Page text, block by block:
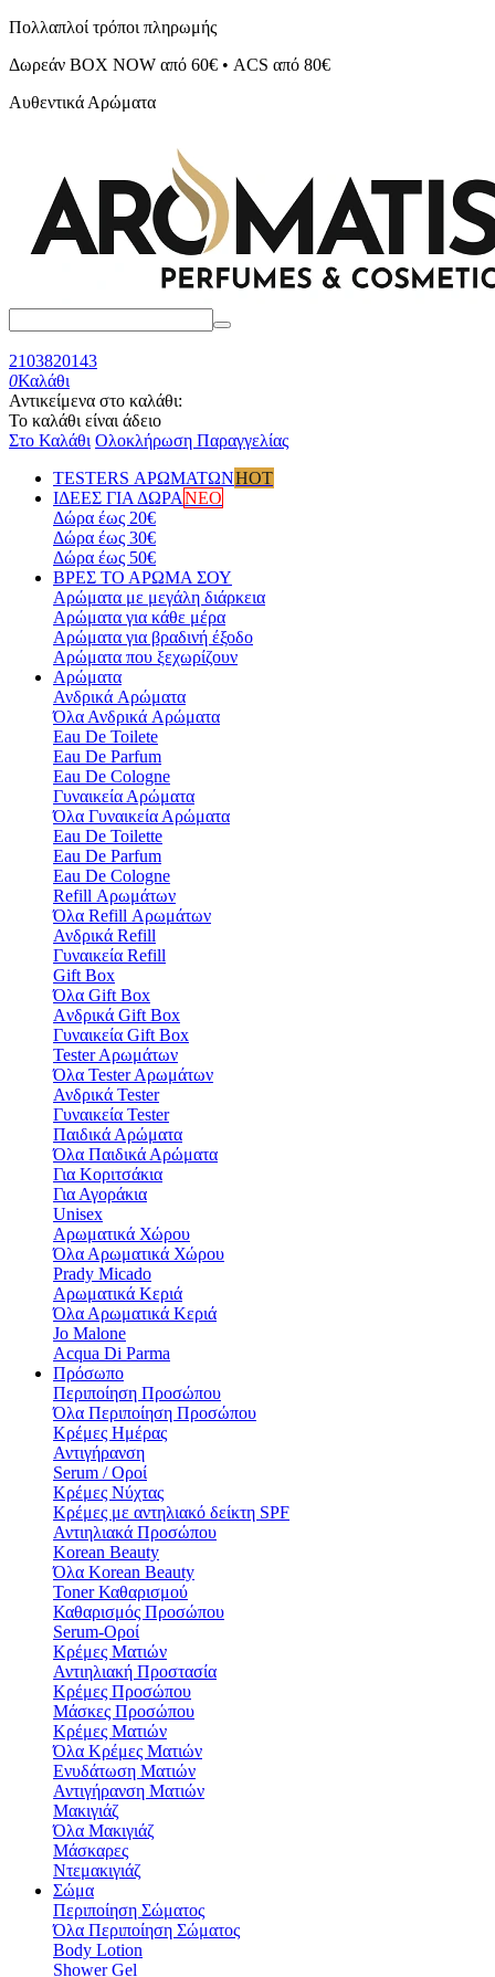
Πολλαπλοί τρόποι πληρωμής
Δωρεάν BOX NOW από 60€ • ACS από 80€
Αυθεντικά Αρώματα
2103820143
0Καλάθι
Αντικείμενα στο καλάθι:
Το καλάθι είναι άδειο
Στο Καλάθι Ολοκλήρωση Παραγγελίας
TESTERS ΑΡΩΜΑΤΩΝHOT
ΙΔΕΕΣ ΓΙΑ ΔΩΡΑΝΕΟ
Δώρα έως 20€
Δώρα έως 30€
Δώρα έως 50€
ΒΡΕΣ ΤΟ ΑΡΩΜΑ ΣΟΥ
Αρώματα με μεγάλη διάρκεια
Αρώματα για κάθε μέρα
Αρώματα για βραδινή έξοδο
Αρώματα που ξεχωρίζουν
Αρώματα
Ανδρικά Aρώματα
Όλα Ανδρικά Aρώματα
Eau De Toilete
Eau De Parfum
Eau De Cologne
Γυναικεία Αρώματα
Όλα Γυναικεία Αρώματα
Eau De Toilette
Eau De Parfum
Eau De Cologne
Refill Αρωμάτων
Όλα Refill Αρωμάτων
Ανδρικά Refill
Γυναικεία Refill
Gift Box
Όλα Gift Box
Aνδρικά Gift Box
Γυναικεία Gift Box
Tester Aρωμάτων
Όλα Tester Aρωμάτων
Ανδρικά Tester
Γυναικεία Tester
Παιδικά Αρώματα
Όλα Παιδικά Αρώματα
Για Κοριτσάκια
Για Αγοράκια
Unisex
Αρωματικά Χώρου​
Όλα Αρωματικά Χώρου​
Prady Micado
Αρωματικά Κεριά
Όλα Αρωματικά Κεριά
Jo Malone
Αcqua Di Parma
Πρόσωπο
Περιποίηση Προσώπου
Όλα Περιποίηση Προσώπου
Κρέμες Ημέρας
Αντιγήρανση
Serum / Οροί
Κρέμες Νύχτας
Κρέμες με αντηλιακό δείκτη SPF
Αντιηλιακά Προσώπου
Korean Beauty
Όλα Korean Beauty
Toner Καθαρισμού
Καθαρισμός Προσώπου
Serum-Οροί
Κρέμες Ματιών
Αντιηλιακή Προστασία
Κρέμες Προσώπου
Μάσκες Προσώπου
Κρέμες Ματιών
Όλα Κρέμες Ματιών
Ενυδάτωση Mατιών
Αντιγήρανση Ματιών
Μακιγιάζ
Όλα Μακιγιάζ
Μάσκαρες
Ντεμακιγιάζ
Σώμα
Περιποίηση Σώματος
Όλα Περιποίηση Σώματος
Body Lotion
Shower Gel